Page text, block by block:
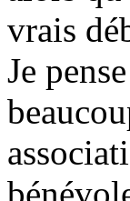
vrais
Je